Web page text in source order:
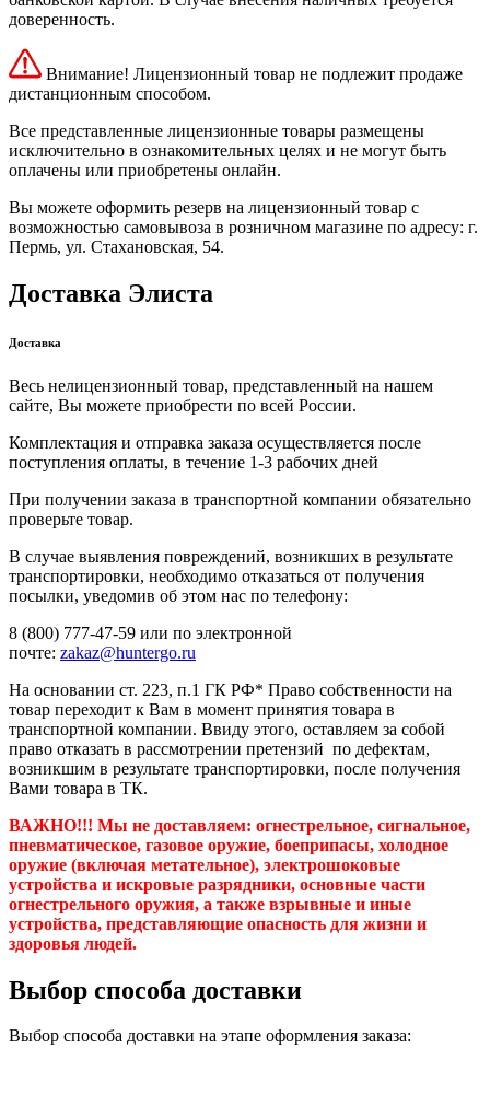
доверенность.
Внимание! Лицензионный товар не подлежит продаже
дистанционным способом.
Все представленные лицензионные товары размещены
исключительно в ознакомительных целях и не могут быть
оплачены или приобретены онлайн.
Вы можете оформить резерв на лицензионный товар с
возможностью самовывоза в розничном магазине по адресу: г.
Пермь, ул. Стахановская, 54.
Доставка Элиста
Доставка
Весь нелицензионный товар, представленный на нашем
сайте, Вы можете приобрести по всей России.
Комплектация и отправка заказа осуществляется после
поступления оплаты, в течение 1-3 рабочих дней
При получении заказа в транспортной компании обязательно
проверьте товар.
В случае выявления повреждений, возникших в результате
транспортировки, необходимо отказаться от получения
посылки, уведомив об этом нас по телефону:
8 (800) 777-47-59 или по электронной
почте: zakaz@huntergo.ru
На основании ст. 223, п.1 ГК РФ* Право собственности на
товар переходит к Вам в момент принятия товара в
транспортной компании. Ввиду этого, оставляем за собой
право отказать в рассмотрении претензий по дефектам,
возникшим в результате транспортировки, после получения
Вами товара в ТК.
ВАЖНО!!! Мы не доставляем: огнестрельное, сигнальное,
пневматическое, газовое оружие, боеприпасы, холодное
оружие (включая метательное), электрошоковые
устройства и искровые разрядники, основные части
огнестрельного оружия, а также взрывные и иные
устройства, представляющие опасность для жизни и
здоровья людей.
Выбор способа доставки
Выбор способа доставки на этапе оформления заказа: